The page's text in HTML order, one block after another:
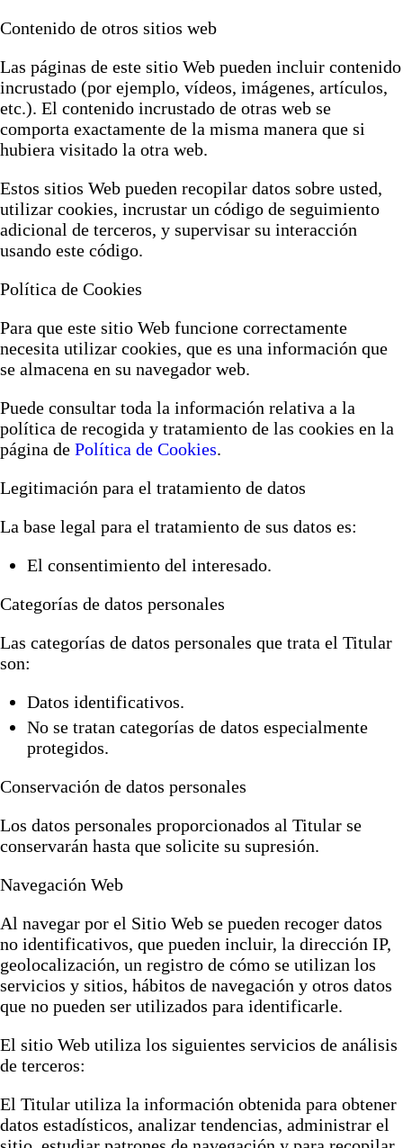
Contenido de otros sitios web
Las páginas de este sitio Web pueden incluir contenido
incrustado (por ejemplo, vídeos, imágenes, artículos,
etc.). El contenido incrustado de otras web se
comporta exactamente de la misma manera que si
hubiera visitado la otra web.
Estos sitios Web pueden recopilar datos sobre usted,
utilizar cookies, incrustar un código de seguimiento
adicional de terceros, y supervisar su interacción
usando este código.
Política de Cookies
Para que este sitio Web funcione correctamente
necesita utilizar cookies, que es una información que
se almacena en su navegador web.
Puede consultar toda la información relativa a la
política de recogida y tratamiento de las cookies en la
página de Política de Cookies.
Legitimación para el tratamiento de datos
La base legal para el tratamiento de sus datos es:
El consentimiento del interesado.
Categorías de datos personales
Las categorías de datos personales que trata el Titular
son:
Datos identificativos.
No se tratan categorías de datos especialmente
protegidos.
Conservación de datos personales
Los datos personales proporcionados al Titular se
conservarán hasta que solicite su supresión.
Navegación Web
Al navegar por el Sitio Web se pueden recoger datos
no identificativos, que pueden incluir, la dirección IP,
geolocalización, un registro de cómo se utilizan los
servicios y sitios, hábitos de navegación y otros datos
que no pueden ser utilizados para identificarle.
El sitio Web utiliza los siguientes servicios de análisis
de terceros:
El Titular utiliza la información obtenida para obtener
datos estadísticos, analizar tendencias, administrar el